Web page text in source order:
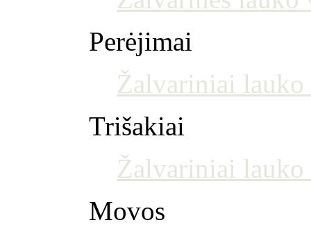
Perėjimai
Žalvariniai
Trišakiai
Žalvariniai
Movos